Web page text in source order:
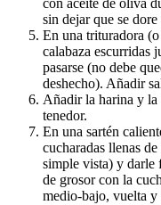
con aceite de oliva
sin dejar que se
En una trituradora
calabaza escurridas
pasarse (no debe
deshecho). Añadir
Añadir la harina y la
tenedor.
En una sartén
cucharadas llenas
simple vista) y darle
de grosor con la
medio-bajo, vuelta y